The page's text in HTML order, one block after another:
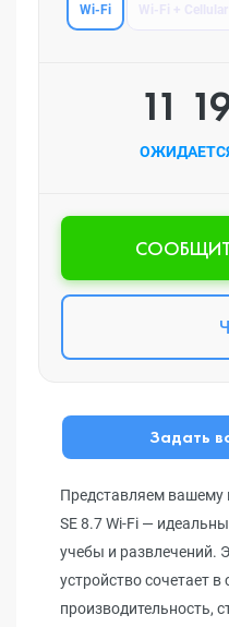
Wi-Fi
11
Задать
Представляем вашему
SE 8.7 Wi-Fi —
учебы и развлечений.
устройство сочетает
производительность,